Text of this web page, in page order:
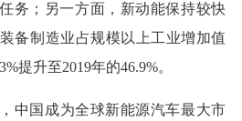
务；另一方面，新动能保持较快
备制造业占规模以上工业增加值
提升至2019年的46.9%。
中国成为全球新能源汽车最大市